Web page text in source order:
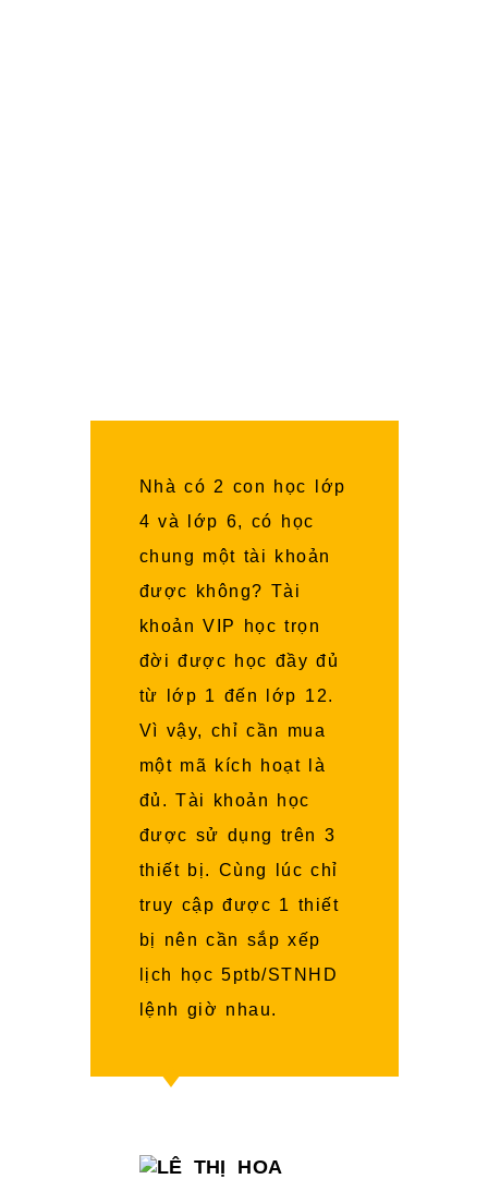
Nhà có 2 con học lớp
4 và lớp 6, có học
chung một tài khoản
được không? Tài
khoản VIP học trọn
đời được học đầy đủ
từ lớp 1 đến lớp 12.
Vì vậy, chỉ cần mua
một mã kích hoạt là
đủ. Tài khoản học
được sử dụng trên 3
thiết bị. Cùng lúc chỉ
truy cập được 1 thiết
bị nên cần sắp xếp
lịch học 5ptb/STNHD
lệnh giờ nhau.